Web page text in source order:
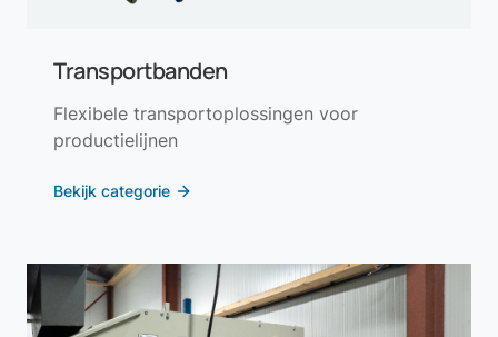
Transportbanden
Flexibele transportoplossingen voor
productielijnen
Bekijk categorie